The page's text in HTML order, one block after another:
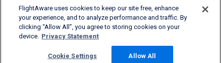
English (USA)
2026 FlightAware
Cookie Settings
FlightAware uses cookies to keep our site free, enhance
your experience, and to analyze performance and traffic. By
clicking “Allow All”, you agree to storing cookies on your
device. Privacy Statement
Cookie Settings Allow All